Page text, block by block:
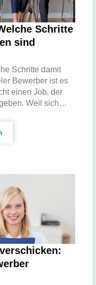
Schritte
sind
Schritte damit
Bewerber ist es
einen Job, der
Weil sich…